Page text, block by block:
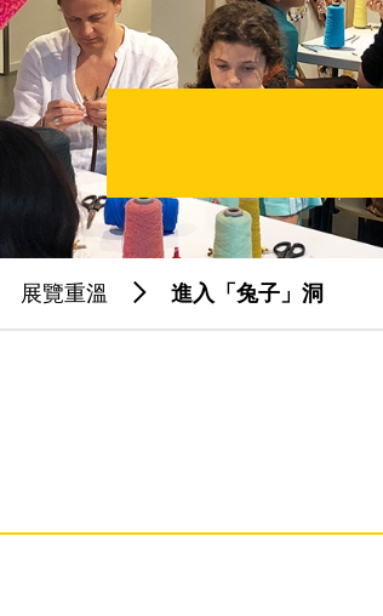
展覽重溫 進入「兔子」洞